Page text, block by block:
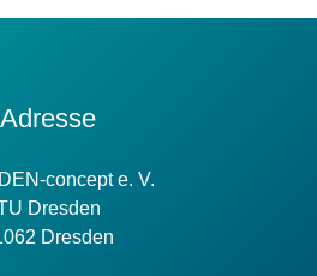
Adresse
concept e. V.
Dresden
Dresden